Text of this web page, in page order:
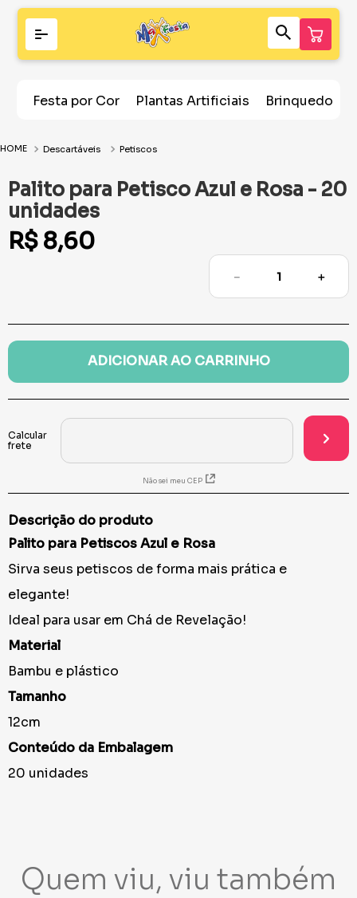
Festa por Cor Plantas Artificiais Brinquedos
Descartáveis Petiscos
Palito para Petisco Azul e Rosa - 20
unidades
R$ 8,60
＋
－
ADICIONAR AO CARRINHO
Não sei meu CEP
Descrição do produto
Palito para Petiscos Azul e Rosa
Sirva seus petiscos de forma mais prática e
elegante!
Ideal para usar em Chá de Revelação!
Material
Bambu e plástico
Tamanho
12cm
Conteúdo da Embalagem
20 unidades
Quem viu, viu também